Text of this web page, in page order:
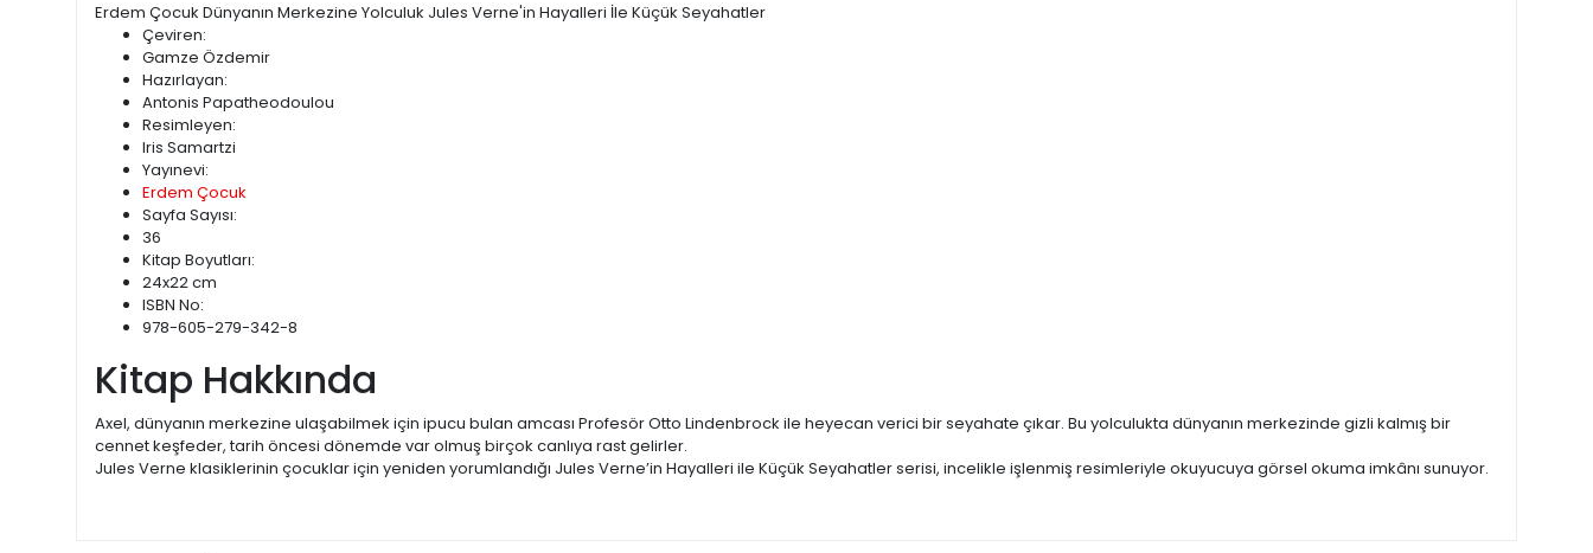
Erdem Çocuk Dünyanın Merkezine Yolculuk Jules Verne'in Hayalleri İle Küçük Seyahatler
Çeviren:
Gamze Özdemir
Hazırlayan:
Antonis Papatheodoulou
Resimleyen:
Iris Samartzi
Yayınevi:
Erdem Çocuk
Sayfa Sayısı:
36
Kitap Boyutları:
24x22 cm
ISBN No:
978-605-279-342-8
Kitap Hakkında
Axel, dünyanın merkezine ulaşabilmek için ipucu bulan amcası Profesör Otto Lindenbrock ile heyecan verici bir seyahate çıkar. Bu yolculukta dünyanın merkezinde gizli kalmış bir
cennet keşfeder, tarih öncesi dönemde var olmuş birçok canlıya rast gelirler.
Jules Verne klasiklerinin çocuklar için yeniden yorumlandığı Jules Verne’in Hayalleri ile Küçük Seyahatler serisi, incelikle işlenmiş resimleriyle okuyucuya görsel okuma imkânı sunuyor.